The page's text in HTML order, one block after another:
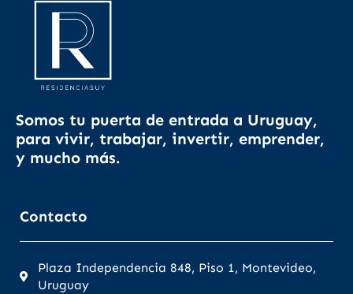
Somos tu puerta de entrada a Uruguay,
para vivir, trabajar, invertir, emprender,
y mucho más.
Contacto
Plaza Independencia 848, Piso 1, Montevideo,
Uruguay